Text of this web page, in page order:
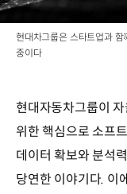
현대차그룹은 스타트업과
중이다
현대자동차그룹이
위한 핵심으로 소프
데이터 확보와 분석
당연한 이야기다. 이